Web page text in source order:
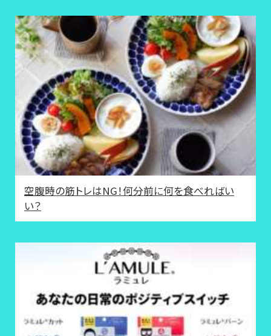
空腹時の筋トレはNG！何分前に何を食べればい
い？